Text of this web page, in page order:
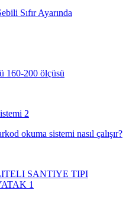
Sıfır Ayarında
160-200 ölçüsü
okuma sistemi nasıl çalışır?